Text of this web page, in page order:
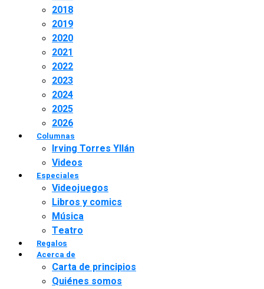
2018
2019
2020
2021
2022
2023
2024
2025
2026
Columnas
Irving Torres Yllán
Videos
Especiales
Videojuegos
Libros y comics
Música
Teatro
Regalos
Acerca de
Carta de principios
Quiénes somos